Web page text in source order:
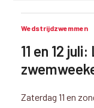
Wedstrijdzwemmen
11 en 12
Zaterdag 11 en